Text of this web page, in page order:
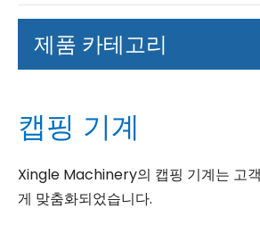
제품 카테고리
캡핑 기계
Xingle Machinery의 캡핑 기계는 고
게 맞춤화되었습니다.